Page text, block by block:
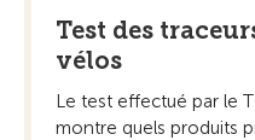
Test des
vélos
Le test effectué par le
montre quels produits